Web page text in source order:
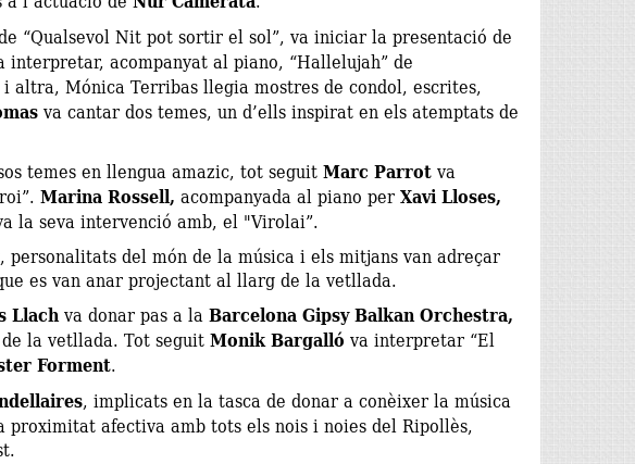
“Qualsevol Nit pot sortir el sol”, va iniciar la presentació de
interpretar, acompanyat al piano, “Hallelujah” de
altra, Mónica Terribas llegia mostres de condol, escrites,
va cantar dos temes, un d’ells inspirat en els atemptats de
temes en llengua amazic, tot seguitMarc Parrotva
Marina Rossell, acompanyada al piano perXavi Lloses,
la seva intervenció amb, el "Virolai”.
del món de la música i els mitjans van adreçar
es van anar projectant al llarg de la vetllada.
Llachva donar pas a laBarcelona Gipsy Balkan Orchestra,
la vetllada. Tot seguitMonik Bargalló va interpretar “El
Forment.
, implicats en la tasca de donar a conèixer la música
afectiva amb tots els nois i noies del Ripollès,